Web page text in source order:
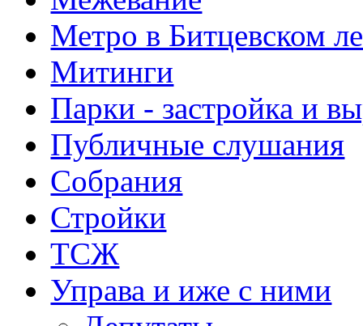
Метро в Битцевском
Митинги
Парки - застройка и
Публичные слушания
Собрания
Стройки
ТСЖ
Управа и иже с ними